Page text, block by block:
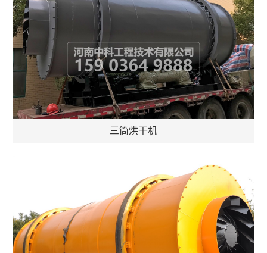
三筒烘干机